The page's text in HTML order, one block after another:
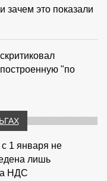
зачем это показали
"по
1 января не
лишь
НДС